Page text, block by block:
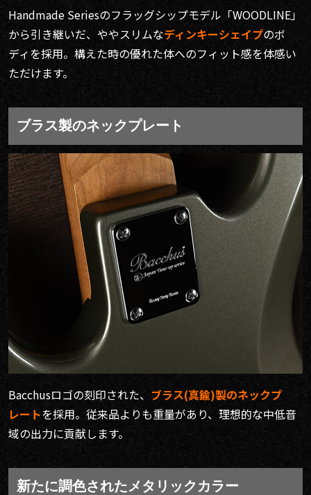
Handmade Seriesのフラッグシップモデル「WOODLINE」
から引き継いだ、ややスリムなディンキーシェイプのボ
ディを採用。構えた時の優れた体へのフィット感を体感い
ただけます。
ブラス製のネックプレート
Bacchusロゴの刻印された、 ブラス(真鍮)製のネックプ
レートを採用。従来品よりも重量があり、理想的な中低音
域の出力に貢献します。
新たに調色されたメタリックカラー